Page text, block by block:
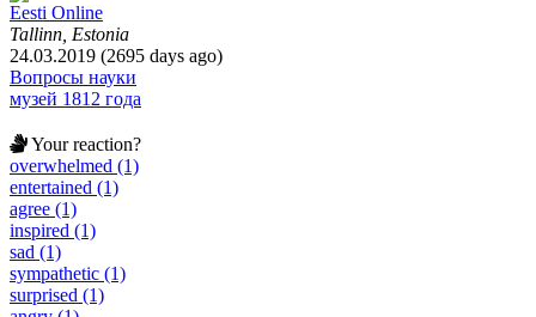
Eesti Online
Tallinn, Estonia
24.03.2019 (2695 days ago)
Вопросы науки
музей 1812 года
Your reaction?
overwhelmed (1)
entertained (1)
agree (1)
inspired (1)
sad (1)
sympathetic (1)
surprised (1)